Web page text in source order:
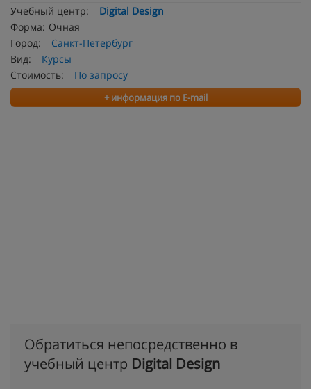
Учебный центр:
Digital Design
Форма: Очная
Город:
Санкт-Петербург
Вид:
Курсы
Стоимость:
По запросу
+ информация по E-mail
Обратиться непосредственно в
учебный центр Digital Design